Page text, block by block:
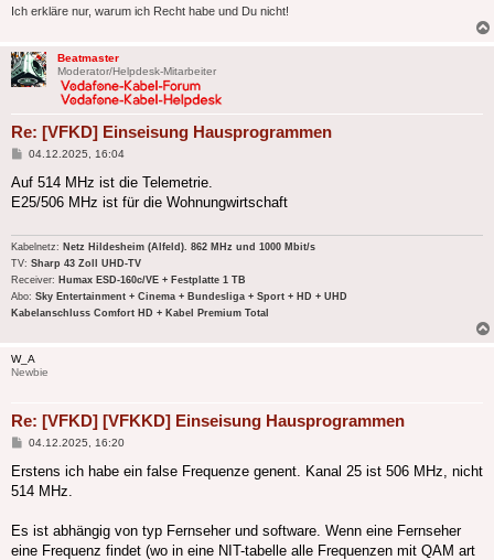
Ich erkläre nur, warum ich Recht habe und Du nicht!
Beatmaster
Moderator/Helpdesk-Mitarbeiter
Re: [VFKD] Einseisung Hausprogrammen
Beitrag
04.12.2025, 16:04
Auf 514 MHz ist die Telemetrie.
E25/506 MHz ist für die Wohnungwirtschaft
Kabelnetz: Netz Hildesheim (Alfeld). 862 MHz und 1000 Mbit/s
TV: Sharp 43 Zoll UHD-TV
Receiver: Humax ESD-160c/VE + Festplatte 1 TB
Abo: Sky Entertainment + Cinema + Bundesliga + Sport + HD + UHD
Kabelanschluss Comfort HD + Kabel Premium Total
W_A
Newbie
Re: [VFKD] [VFKKD] Einseisung Hausprogrammen
Beitrag
04.12.2025, 16:20
Erstens ich habe ein false Frequenze genent. Kanal 25 ist 506 MHz, nicht
514 MHz.
Es ist abhängig von typ Fernseher und software. Wenn eine Fernseher
eine Frequenz findet (wo in eine NIT-tabelle alle Frequenzen mit QAM art